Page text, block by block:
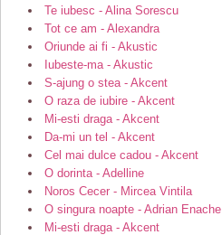
Te iubesc - Alina Sorescu
Tot ce am - Alexandra
Oriunde ai fi - Akustic
Iubeste-ma - Akustic
S-ajung o stea - Akcent
O raza de iubire - Akcent
Mi-esti draga - Akcent
Da-mi un tel - Akcent
Cel mai dulce cadou - Akcent
O dorinta - Adelline
Noros Cecer - Mircea Vintila
O singura noapte - Adrian Enache
Mi-esti draga - Akcent